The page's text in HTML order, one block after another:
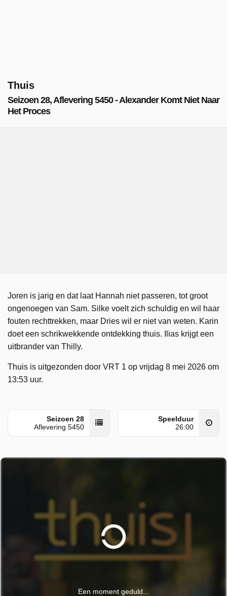
Thuis
Seizoen 28, Aflevering 5450 - Alexander Komt Niet Naar
Het Proces
Joren is jarig en dat laat Hannah niet passeren, tot groot
ongenoegen van Sam. Silke voelt zich schuldig en wil haar
fouten rechttrekken, maar Dries wil er niet van weten. Karin
doet een schrikwekkende ontdekking thuis. Ilias krijgt een
uitbrander van Thilly.
Thuis is uitgezonden door VRT 1 op vrijdag 8 mei 2026 om
13:53 uur.
Seizoen 28
Aflevering 5450
Speelduur
26:00
Een moment geduld...